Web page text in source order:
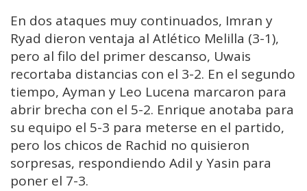
En dos ataques muy continuados, Imran y
Ryad dieron ventaja al Atlético Melilla (3-1),
pero al filo del primer descanso, Uwais
recortaba distancias con el 3-2. En el segundo
tiempo, Ayman y Leo Lucena marcaron para
abrir brecha con el 5-2. Enrique anotaba para
su equipo el 5-3 para meterse en el partido,
pero los chicos de Rachid no quisieron
sorpresas, respondiendo Adil y Yasin para
poner el 7-3.